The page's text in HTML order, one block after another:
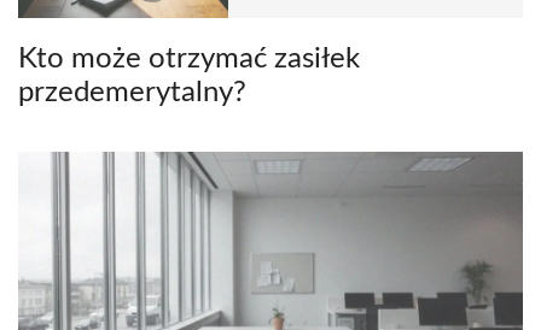
Kto może otrzymać zasiłek
przedemerytalny?